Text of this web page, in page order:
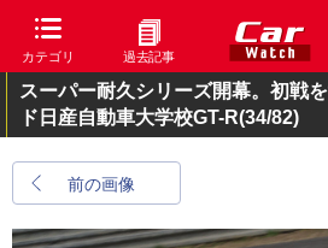
カテゴリ 過去記事
スーパー耐久シリーズ開幕。初戦
ド日産自動車大学校GT-R(34/82)
前の画像